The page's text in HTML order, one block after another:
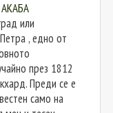
или
, едно от
през 1812
Преди се е
само на